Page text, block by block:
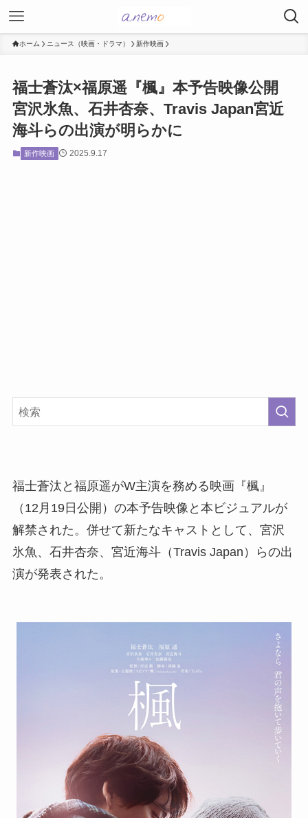
ホーム ニュース（映画・ドラマ） 新作映画
福士蒼汰×福原遥『楓』本予告映像公開
宮沢氷魚、石井杏奈、Travis Japan宮近
海斗らの出演が明らかに
新作映画 2025.9.17
福士蒼汰と福原遥がW主演を務める映画『楓』
（12月19日公開）の本予告映像と本ビジュアルが
解禁された。併せて新たなキャストとして、宮沢
氷魚、石井杏奈、宮近海斗（Travis Japan）らの出
演が発表された。